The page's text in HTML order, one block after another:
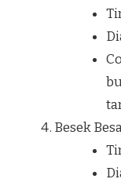
Besek